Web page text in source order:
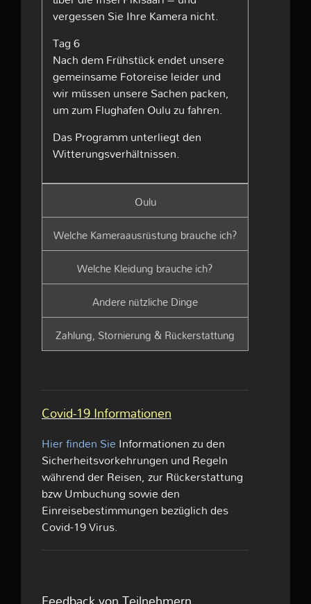
vergessen Sie Ihre Kamera nicht.
Tag 6
Nach dem Frühstück endet unsere
gemeinsame Fotoreise leider und
wir müssen unsere Sachen packen,
um zum Flughafen Oulu zu fahren.
Das Programm unterliegt den
Witterungsverhältnissen.
Oulu
Welche Kameraausrüstung brauche ich?
Welche Kleidung brauche ich?
Andere nützliche Dinge
Zahlung, Stornierung & Rückerstattung
Covid-19 Informationen
Hier finden SieInformationen zu den
Sicherheitsvorkehrungen und Regeln
während der Reisen, zur Rückerstattung
bzw Umbuchung sowie den
Einreisebestimmungen bezüglich des
Covid-19 Virus.